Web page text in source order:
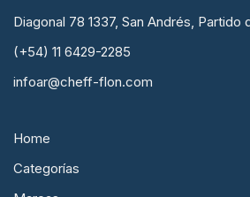
Diagonal 78 1337, San Andrés, Partido
(+54) 11 6429-2285
infoar@cheff-flon.com
Home
Categorías